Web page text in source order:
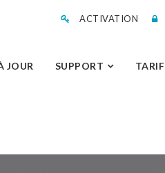
ACTIVATION
JOUR SUPPORT TARIF